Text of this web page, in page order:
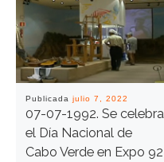
Publicada julio 7, 2022
07-07-1992. Se celebra
el Día Nacional de
Cabo Verde en Expo 92